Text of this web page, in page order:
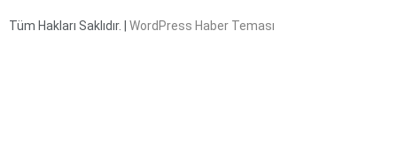
Tüm Hakları Saklıdır. | WordPress Haber Teması